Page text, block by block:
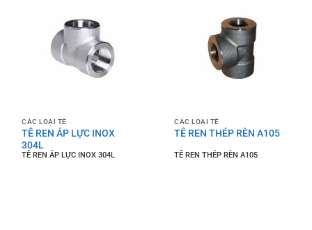
CÁC LOẠI TÊ
TÊ REN ÁP LỰC INOX
304L
TÊ REN ÁP LỰC INOX 304L
CÁC LOẠI TÊ
TÊ REN THÉP RÈN A105
TÊ REN THÉP RÈN A105